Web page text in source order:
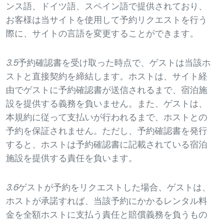
ンス語、ドイツ語、スペイン語で提供されており、
お客様は当サイトを使用して予約リクエストを行う
際に、サイトの言語を変更することができます。
3.5予約確認書を受け取った時点で、ゲストは当該ホ
ストと直接契約を締結します。ホストは、サイト経
由でゲストに予約確認書が送信されるまで、宿泊施
設を提供する義務を負いません。また、ゲストは、
本規約に従って支払いが行われるまで、ホストとの
予約を保証されません。ただし、予約確認書を発行
すると、ホストは予約確認書に記載されている宿泊
施設を提供する責任を負います。
3.6ゲストが予約をリクエストした場合、ゲストは、
ホストが承諾すれば、当該予約にかかるレンタル料
金を全額ホストに支払う責任と賠償義務を負うもの